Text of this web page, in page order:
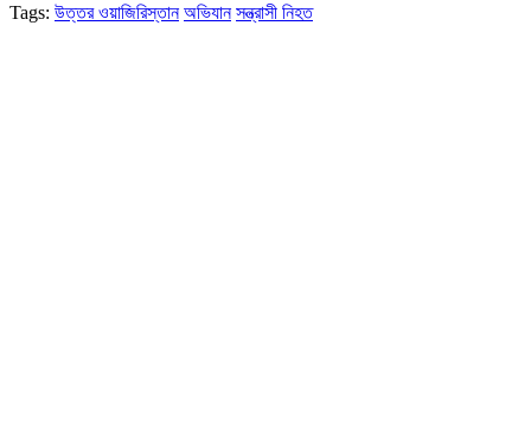
Tags: উত্তর ওয়াজিরিস্তান অভিযান সন্ত্রাসী নিহত